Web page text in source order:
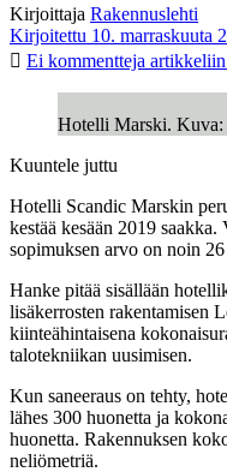
Kirjoittaja Rakennuslehti
Kirjoitettu 10. marraskuuta
Ei kommentteja artikkeliin
Hotelli Marski.
Kuuntele juttu
Hotelli Scandic Marskin
kestää kesään 2019
sopimuksen arvo on noin
Hanke pitää sisällään
lisäkerrosten rakentamisen
kiinteähintaisena
talotekniikan uusimisen.
Kun saneeraus on tehty,
lähes 300 huonetta ja
huonetta. Rakennuksen
neliömetriä.